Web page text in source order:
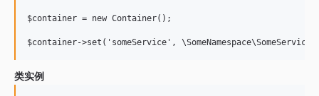
$container = new Container();
类实例